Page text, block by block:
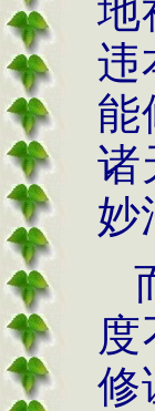
地
违
能
诸
妙
修